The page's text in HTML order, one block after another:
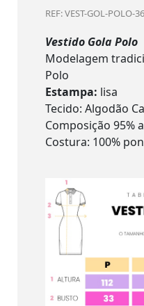
REF: VEST-GOL-POLO-
Vestido Gola Polo
Modelagem
Polo
Estampa: lisa
Tecido: Algodão
Composição 95%
Costura: 100%